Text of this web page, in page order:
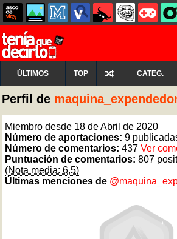
ÚLTIMOS TOP CATEG.
Perfil de
Miembro desde 18 de Abril de 2020
Número de aportaciones: 9
Número de comentarios: 437 Ver
Puntuación de comentarios: 807
(Nota media: 6,5)
Últimas menciones de